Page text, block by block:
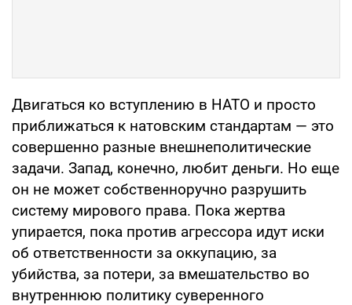
Двигаться ко вступлению в НАТО и просто
приближаться к натовским стандартам — это
совершенно разные внешнеполитические
задачи. Запад, конечно, любит деньги. Но еще
он не может собственноручно разрушить
систему мирового права. Пока жертва
упирается, пока против агрессора идут иски
об ответственности за оккупацию, за
убийства, за потери, за вмешательство во
внутреннюю политику суверенного